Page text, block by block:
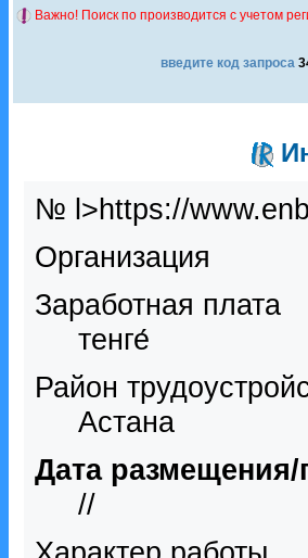
Важно! Поиск по производится с учетом
введите код запроса
№ l>https://
Организация
Заработная плата
тенге́
Район
Астана
Дата
//